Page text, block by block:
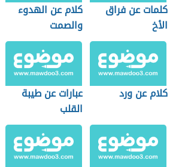
كلمات عن فراق
الأخ
كلام عن الهدوء
والصمت
كلام عن ورد
عبارات عن طيبة
القلب